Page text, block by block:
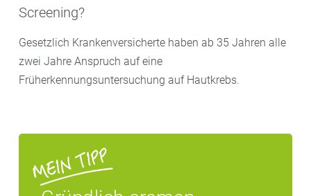
Screening?
Gesetzlich Krankenversicherte haben ab 35 Jahren alle
zwei Jahre Anspruch auf eine
Früherkennungsuntersuchung auf Hautkrebs.